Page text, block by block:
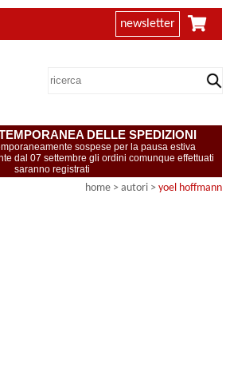
newsletter
DELLE SPEDIZIONI
sospese per la pausa estiva
dal 07 settembre gli ordini comunque effettuati
saranno registrati
home > autori > yoel hoffmann